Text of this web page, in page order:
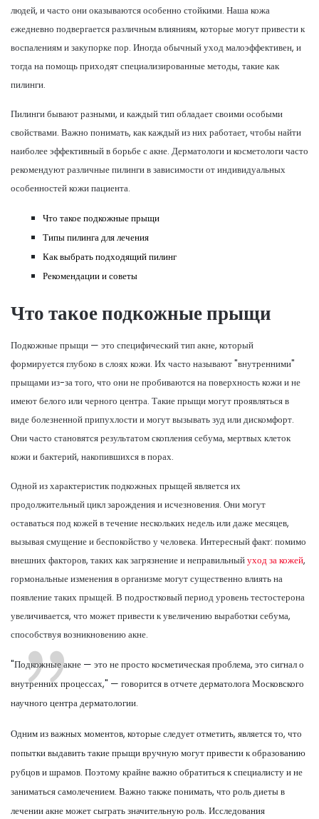
людей, и часто они оказываются особенно стойкими. Наша кожа
ежедневно подвергается различным влияниям, которые могут привести к
воспалениям и закупорке пор. Иногда обычный уход малоэффективен, и
тогда на помощь приходят специализированные методы, такие как
пилинги.
Пилинги бывают разными, и каждый тип обладает своими особыми
свойствами. Важно понимать, как каждый из них работает, чтобы найти
наиболее эффективный в борьбе с акне. Дерматологи и косметологи часто
рекомендуют различные пилинги в зависимости от индивидуальных
особенностей кожи пациента.
Что такое подкожные прыщи
Типы пилинга для лечения
Как выбрать подходящий пилинг
Рекомендации и советы
Что такое подкожные прыщи
Подкожные прыщи — это специфический тип акне, который
формируется глубоко в слоях кожи. Их часто называют "внутренними"
прыщами из-за того, что они не пробиваются на поверхность кожи и не
имеют белого или черного центра. Такие прыщи могут проявляться в
виде болезненной припухлости и могут вызывать зуд или дискомфорт.
Они часто становятся результатом скопления себума, мертвых клеток
кожи и бактерий, накопившихся в порах.
Одной из характеристик подкожных прыщей является их
продолжительный цикл зарождения и исчезновения. Они могут
оставаться под кожей в течение нескольких недель или даже месяцев,
вызывая смущение и беспокойство у человека. Интересный факт: помимо
внешних факторов, таких как загрязнение и неправильныйуход за кожей,
гормональные изменения в организме могут существенно влиять на
появление таких прыщей. В подростковый период уровень тестостерона
увеличивается, что может привести к увеличению выработки себума,
способствуя возникновению акне.
"Подкожные акне — это не просто косметическая проблема, это сигнал о
внутренних процессах," — говорится в отчете дерматолога Московского
научного центра дерматологии.
Одним из важных моментов, которые следует отметить, является то, что
попытки выдавить такие прыщи вручную могут привести к образованию
рубцов и шрамов. Поэтому крайне важно обратиться к специалисту и не
заниматься самолечением. Важно также понимать, что роль диеты в
лечении акне может сыграть значительную роль. Исследования